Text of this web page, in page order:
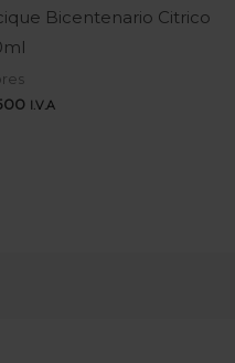
Bicentenario Citrico
I.V.A